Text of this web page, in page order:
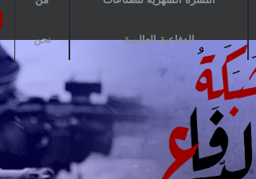
الدفاعية العالمية نحن